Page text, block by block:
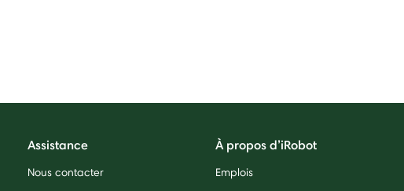
Assistance
Nous contacter
À propos d’iRobot
Emplois